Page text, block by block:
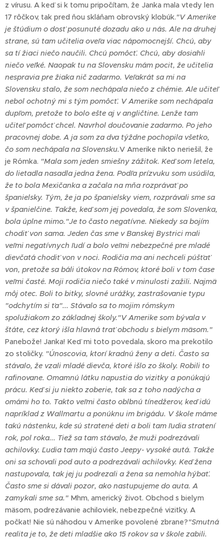
z vírusu. A keď si k tomu pripočítam, že Janka mala vtedy len
17 rôčkov, tak pred ňou skláňam obrovský klobúk."V Amerike
je štúdium o dosť posunuté dozadu ako u nás. Ale na druhej
strane, sú tam učitelia oveľa viac nápomocnejší. Chcú, aby
sa tí žiaci niečo naučili. Chcú pomôcť. Chcú, aby dosiahli
niečo veľké. Naopak tu na Slovensku mám pocit, že učitelia
nespravia pre žiaka nič zadarmo. Veľakrát sa mi na
Slovensku stalo, že som nechápala niečo z chémie. Ale učiteľ
nebol ochotný mi s tým pomôcť. V Amerike som nechápala
dupľom, pretože to bolo ešte aj v angličtine. Lenže tam
učiteľ pomôcť chcel. Navrhol doučovanie zadarmo. Po jeho
pracovnej dobe. A ja som za dva týždne pochopila všetko,
čo som nechápala na Slovensku.V Amerike nikto neriešil, že
je Rómka. "Mala som jeden smiešny zážitok. Keď som letela,
do lietadla nasadla jedna žena. Podľa prízvuku som usúdila,
že to bola Mexičanka a začala na mňa rozprávať po
španielsky. Tým, že ja po španielsky viem, rozprávali sme sa
v španielčine. Takže, keď som jej povedala, že som Slovenka,
bola úplne mimo. "Je to často negatívne. Niekedy sa bojím
chodiť von sama. Jeden čas sme v Banskej Bystrici mali
veľmi negatívnych ľudí a bolo veľmi nebezpečné pre mladé
dievčatá chodiť von v noci. Rodičia ma ani nechceli púšťať
von, pretože sa báli útokov na Rómov, ktoré boli v tom čase
veľmi časté. Moji rodičia niečo také v minulosti zažili. Najmä
môj otec. Boli to bitky, slovné urážky, zastrašovanie typu
"odchytím si ťa"... Stávalo sa to mojim rómskym
spolužiakom zo základnej školy. "V Amerike som bývala v
štáte, cez ktorý išla hlavná trať obchodu s bielym mäsom."
Panebože! Janka! Keď mi toto povedala, skoro ma prekotilo
zo stoličky. "Únoscovia, ktorí kradnú ženy a deti. Často sa
stávalo, že vzali mladé dievča, ktoré išlo zo školy. Robili to
rafinovane. Omamnú látku napustia do vizitky a ponúkajú
prácu. Keď si ju niekto zoberie, tak sa z toho nadýcha a
omámi ho to. Takto veľmi často oblbnú tínedžerov, keď idú
napríklad z Wallmartu a ponúknu im brigádu. V škole máme
takú nástenku, kde sú stratené deti a boli tam ľudia stratení
rok, pol roka... Tiež sa tam stávalo, že muži podrezávali
achilovky. Ľudia tam majú často Jeepy- vysoké autá. Takže
oni sa schovali pod auto a podrezávali achilovky. Keď žena
nastupovala, tak jej ju podrezali a žena sa nemohla hýbať.
Často sme si dávali pozor, ako nastupujeme do auta. A
zamykali sme sa." Mhm, americký život. Obchod s bielym
mäsom, podrezávanie achiloviek, nebezpečné vizitky. A
počkať! Nie sú náhodou v Amerike povolené zbrane?"Smutná
realita je to, že deti mladšie ako 15 rokov sa v škole zabili.